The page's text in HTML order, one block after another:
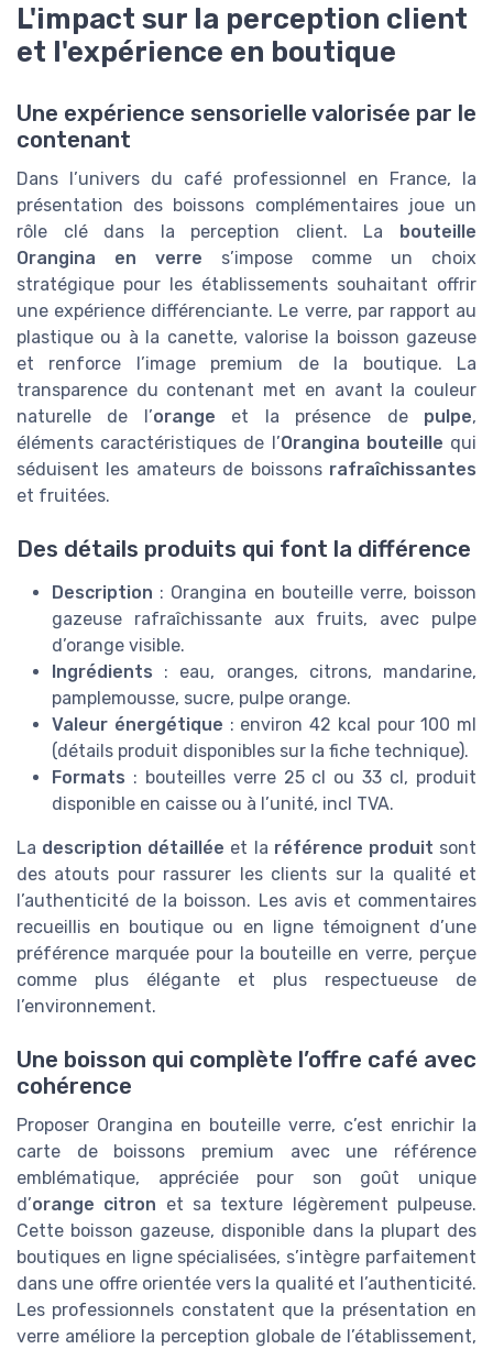
L'impact sur la perception client
et l'expérience en boutique
Une expérience sensorielle valorisée par le
contenant
Dans l’univers du café professionnel en France, la
présentation des boissons complémentaires joue un
rôle clé dans la perception client. La bouteille
Orangina en verre s’impose comme un choix
stratégique pour les établissements souhaitant offrir
une expérience différenciante. Le verre, par rapport au
plastique ou à la canette, valorise la boisson gazeuse
et renforce l’image premium de la boutique. La
transparence du contenant met en avant la couleur
naturelle de l’orange et la présence de pulpe,
éléments caractéristiques de l’Orangina bouteille qui
séduisent les amateurs de boissons rafraîchissantes
et fruitées.
Des détails produits qui font la différence
Description : Orangina en bouteille verre, boisson
gazeuse rafraîchissante aux fruits, avec pulpe
d’orange visible.
Ingrédients : eau, oranges, citrons, mandarine,
pamplemousse, sucre, pulpe orange.
Valeur énergétique : environ 42 kcal pour 100 ml
(détails produit disponibles sur la fiche technique).
Formats : bouteilles verre 25 cl ou 33 cl, produit
disponible en caisse ou à l’unité, incl TVA.
La description détaillée et la référence produit sont
des atouts pour rassurer les clients sur la qualité et
l’authenticité de la boisson. Les avis et commentaires
recueillis en boutique ou en ligne témoignent d’une
préférence marquée pour la bouteille en verre, perçue
comme plus élégante et plus respectueuse de
l’environnement.
Une boisson qui complète l’offre café avec
cohérence
Proposer Orangina en bouteille verre, c’est enrichir la
carte de boissons premium avec une référence
emblématique, appréciée pour son goût unique
d’orange citron et sa texture légèrement pulpeuse.
Cette boisson gazeuse, disponible dans la plupart des
boutiques en ligne spécialisées, s’intègre parfaitement
dans une offre orientée vers la qualité et l’authenticité.
Les professionnels constatent que la présentation en
verre améliore la perception globale de l’établissement,